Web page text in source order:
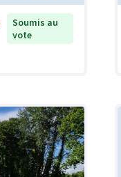
Soumis au
vote